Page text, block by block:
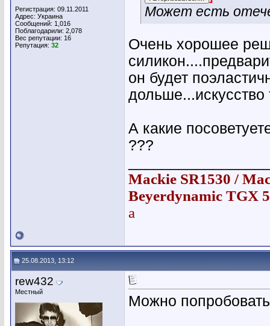
Регистрация: 09.11.2011
Адрес: Украина
Сообщений: 1,016
Поблагодарили: 2,078
Вес репутации: 16
Репутация: 32
Может есть
Очень хорошее
он будет
дольше...искусство
А какие
???
Mackie SR1530 /
Beyerdynamic TGX
a
25.08.2013, 13:12
rew432
Местный
Можно